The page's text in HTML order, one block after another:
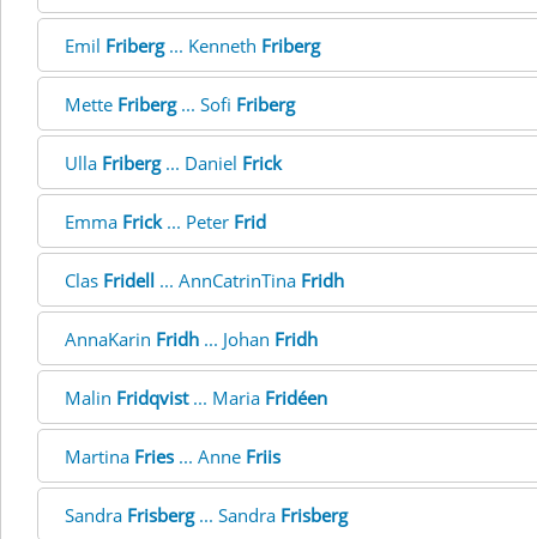
Emil Friberg... Kenneth Friberg
Mette Friberg... Sofi Friberg
Ulla Friberg... Daniel Frick
Emma Frick... Peter Frid
Clas Fridell ... AnnCatrinTina Fridh
AnnaKarin Fridh ... Johan Fridh
Malin Fridqvist... Maria Fridéen
Martina Fries ... Anne Friis
Sandra Frisberg... Sandra Frisberg